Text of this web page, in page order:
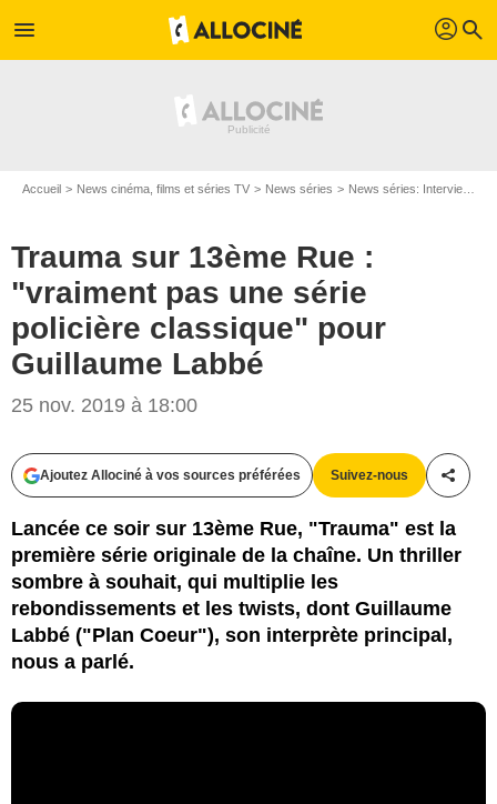
menu profil search
Accueil News cinéma, films et séries TV News séries News séries: Interviews
Trauma sur 13ème Rue :
"vraiment pas une série
policière classique" pour
Guillaume Labbé
25 nov. 2019 à 18:00
Ajoutez Allociné à vos sources préférées Suivez-nous
Lancée ce soir sur 13ème Rue, "Trauma" est la
première série originale de la chaîne. Un thriller
sombre à souhait, qui multiplie les
rebondissements et les twists, dont Guillaume
Labbé ("Plan Coeur"), son interprète principal,
nous a parlé.